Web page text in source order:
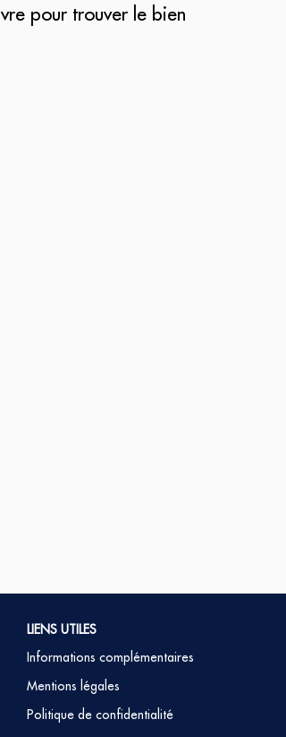
pour trouver le bien
LIENS UTILES
Informations complémentaires
Mentions légales
Politique de confidentialité